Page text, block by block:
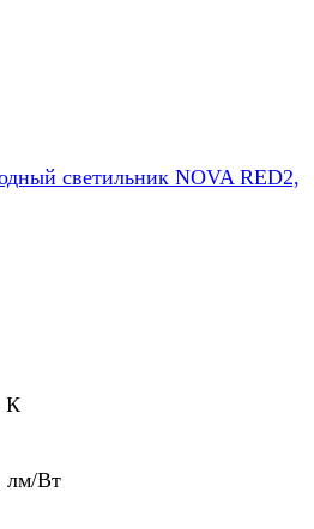
светильник NOVA RED2,
К
лм/Вт